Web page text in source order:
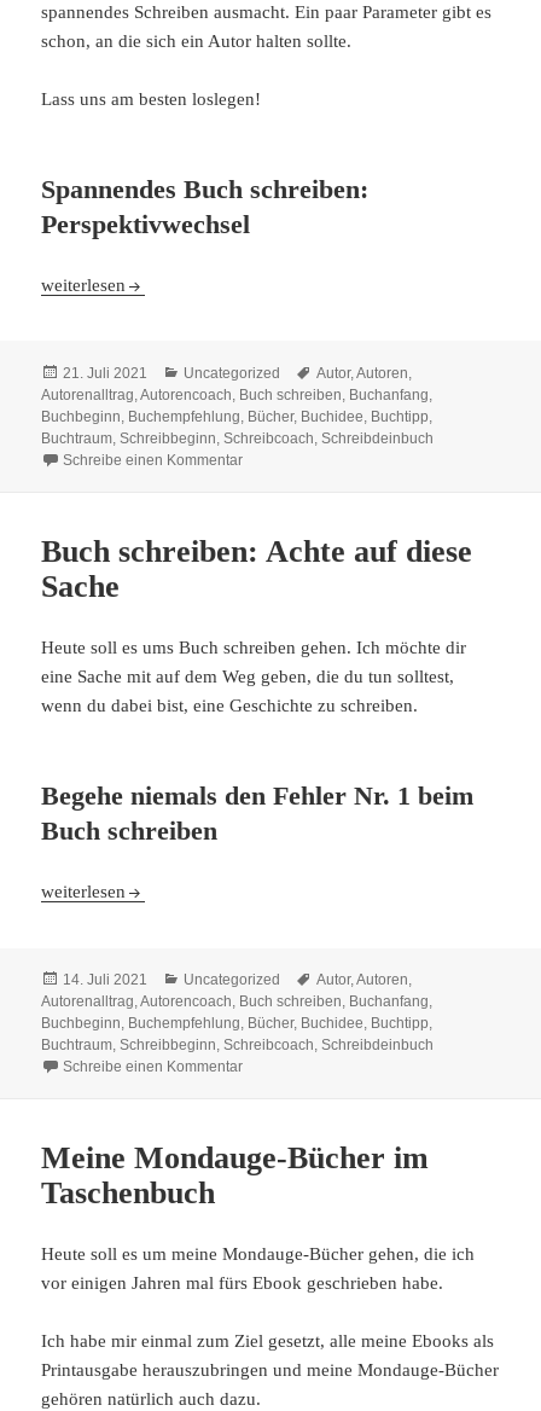
spannendes Schreiben ausmacht. Ein paar Parameter gibt es
schon, an die sich ein Autor halten sollte.
Lass uns am besten loslegen!
Spannendes Buch schreiben:
Perspektivwechsel
Spannendes Buch schreiben: So geht´s
weiterlesen
Veröffentlicht
am
21. Juli 2021 Kategorien
Uncategorized Schlagwörter
Autor,Autoren
Autorenalltrag ,Autorencoach Buch schreiben Buchanfang
Buchbeginn Buchempfehlung Bücher, Buchidee Buchtipp
Buchtraum ,Schreibbeginn ,Schreibcoach ,Schreibdeinbuch
Schreibe einen Kommentarzu Spannendes Buch schreiben: So geht´s
Buch schreiben: Achte auf diese
Sache
Heute soll es ums Buch schreiben gehen. Ich möchte dir
eine Sache mit auf dem Weg geben, die du tun solltest,
wenn du dabei bist, eine Geschichte zu schreiben.
Begehe niemals den Fehler Nr. 1 beim
Buch schreiben
Buch schreiben: Achte auf diese Sache
weiterlesen
Veröffentlicht
am
14. Juli 2021 Kategorien
Uncategorized Schlagwörter
Autor,Autoren,
Autorenalltrag,Autorencoach, Buch schreiben, Buchanfang,
Buchbeginn, Buchempfehlung, Bücher, Buchidee, Buchtipp,
Buchtraum,Schreibbeginn,Schreibcoach,Schreibdeinbuch
Schreibe einen Kommentarzu Buch schreiben: Achte auf diese Sache
Meine Mondauge-Bücher im
Taschenbuch
Heute soll es um meine Mondauge-Bücher gehen, die ich
vor einigen Jahren mal fürs Ebook geschrieben habe.
Ich habe mir einmal zum Ziel gesetzt, alle meine Ebooks als
Printausgabe herauszubringen und meine Mondauge-Bücher
gehören natürlich auch dazu.